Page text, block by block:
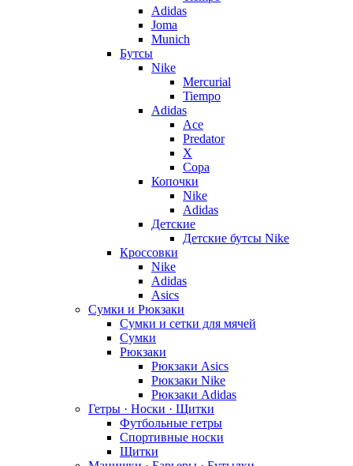
Adidas
Joma
Munich
Бутсы
Nike
Mercurial
Tiempo
Adidas
Ace
Predator
X
Copa
Копочки
Nike
Adidas
Детские
Детские бутсы Nike
Кроссовки
Nike
Adidas
Asics
Сумки и Рюкзаки
Сумки и сетки для мячей
Сумки
Рюкзаки
Рюкзаки Asics
Рюкзаки Nike
Рюкзаки Adidas
Гетры · Носки · Щитки
Футбольные гетры
Спортивные носки
Щитки